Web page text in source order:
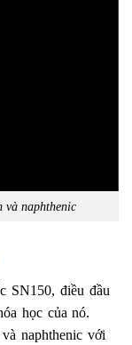
và naphthenic
SN150, điều đầu
học của nó.
naphthenic với